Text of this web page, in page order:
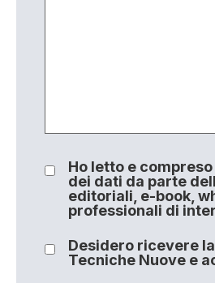
Ho letto e
dei dati da parte
editoriali, e-book,
professionali di
Desidero ricevere
Tecniche Nuove e